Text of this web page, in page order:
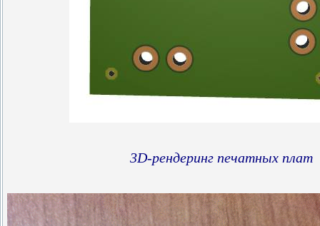
3D-рендеринг печатных плат